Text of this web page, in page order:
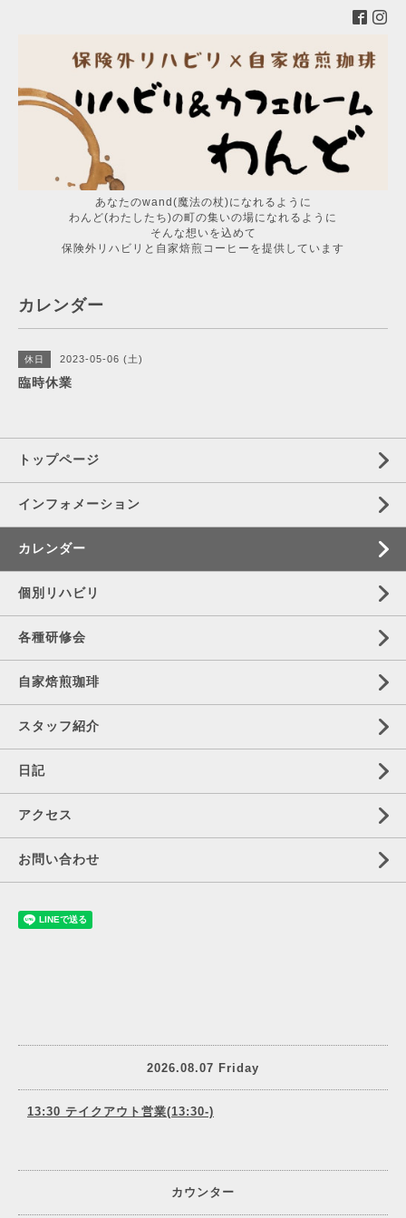
あなたのwand(魔法の杖)になれるように
わんど(わたしたち)の町の集いの場になれるように
そんな想いを込めて
保険外リハビリと自家焙煎コーヒーを提供しています
カレンダー
休日 2023-05-06 (土)
臨時休業
トップページ
インフォメーション
カレンダー
個別リハビリ
各種研修会
自家焙煎珈琲
スタッフ紹介
日記
アクセス
お問い合わせ
2026.08.07 Friday
13:30 テイクアウト営業(13:30-)
カウンター